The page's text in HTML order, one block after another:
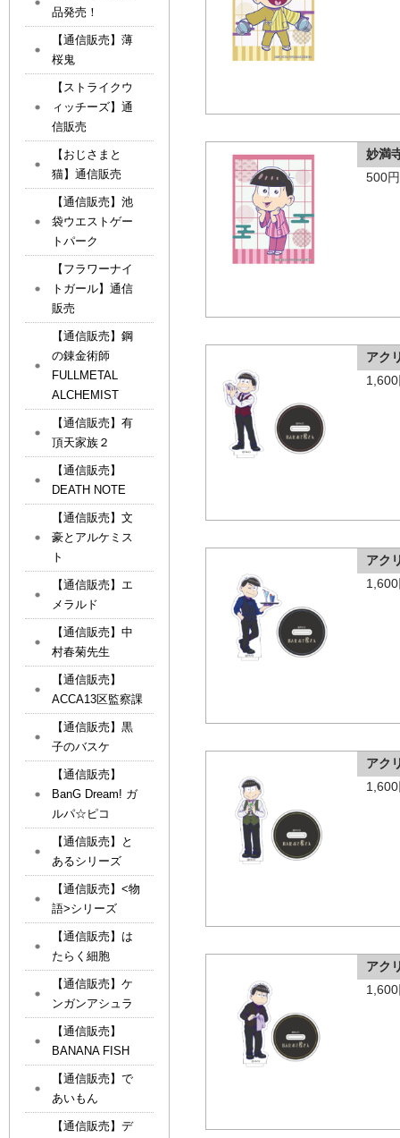
妙満
500
アク
アク
アク
アク
品発売！
【通信販売】薄
桜鬼
【ストライクウ
ィッチーズ】通
信販売
【おじさまと
猫】通信販売
【通信販売】池
袋ウエストゲー
トパーク
【フラワーナイ
トガール】通信
販売
【通信販売】鋼
の錬金術師
FULLMETAL
ALCHEMIST
【通信販売】有
頂天家族２
【通信販売】
DEATH NOTE
【通信販売】文
豪とアルケミス
ト
【通信販売】エ
メラルド
【通信販売】中
村春菊先生
【通信販売】
ACCA13区監察課
【通信販売】黒
子のバスケ
【通信販売】
BanG Dream! ガ
ルパ☆ピコ
【通信販売】と
あるシリーズ
【通信販売】<物
語>シリーズ
【通信販売】は
たらく細胞
【通信販売】ケ
ンガンアシュラ
【通信販売】
BANANA FISH
【通信販売】で
あいもん
【通信販売】デ